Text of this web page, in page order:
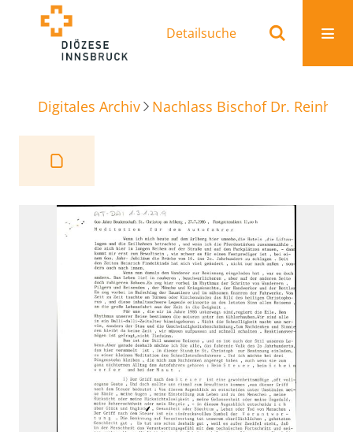
Detailsuche
Digitales Archiv Nachlass Bischof Dr.